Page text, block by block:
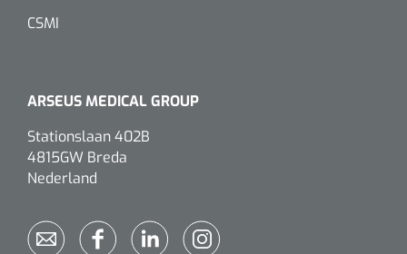
CSMI
ARSEUS MEDICAL GROUP
Stationslaan 402B
4815GW Breda
Nederland